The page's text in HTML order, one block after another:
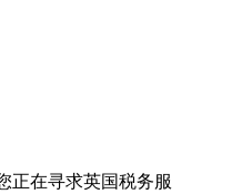
正在寻求英国税务服